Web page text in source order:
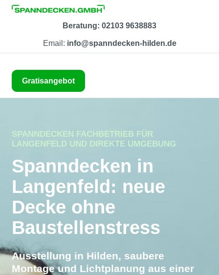
Beratung: 02103 9638883
Email: info@spanndecken-hilden.de
Gratisangebot
SPANNDECKEN FACHBETRIEB FÜR
LANGENFELD UND DIREKTE UMGEBUNG
Spanndecken in
Langenfeld: neue
Decke ohne
Baustellenstress
Ausstellung in Hilden, saubere
Montage und Lichtplanung aus einer